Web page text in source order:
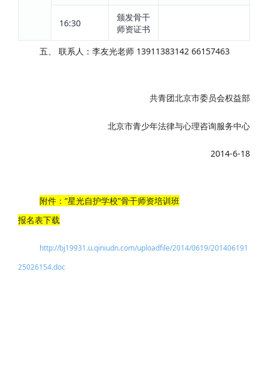
16:30
颁发骨干
师资证书
五、 联系人：李友光老师 13911383142 66157463
共青团北京市委员会权益部
北京市青少年法律与心理咨询服务中心
2014-6-18
附件：“星光自护学校”骨干师资培训班
报名表下载
http://bj19931.u.qiniudn.com/uploadfile/2014/0619/201406191
25026154.doc